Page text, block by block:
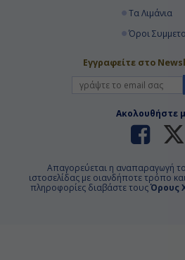
Τα Λιμάνια
Όροι
Εγγραφείτε στο
Ακολουθήστε
Απαγορεύεται η αναπαραγωγή
ιστοσελίδας με οιανδήποτε τρόπο
πληροφορίες διαβάστε τουςΌρους